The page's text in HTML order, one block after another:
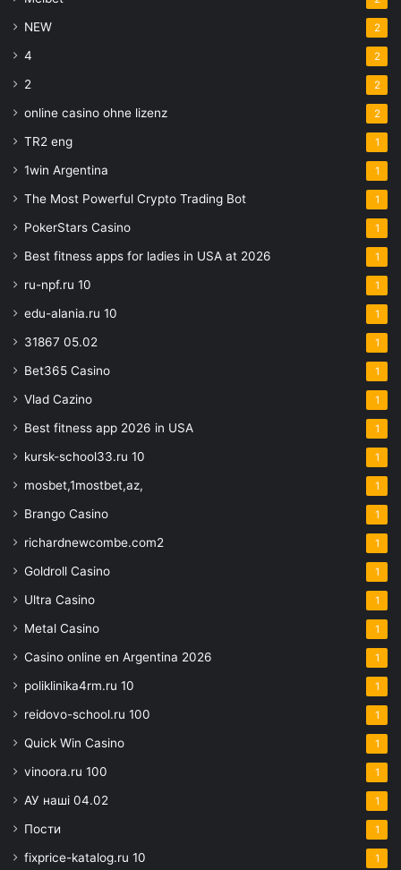
NEW 2
4 2
2 2
online casino ohne lizenz 2
TR2 eng 1
1win Argentina 1
The Most Powerful Crypto Trading Bot 1
PokerStars Casino 1
Best fitness apps for ladies in USA at 2026 1
ru-npf.ru 10 1
edu-alania.ru 10 1
31867 05.02 1
Bet365 Casino 1
Vlad Cazino 1
Best fitness app 2026 in USA 1
kursk-school33.ru 10 1
mosbet,1mostbet,az, 1
Brango Casino 1
richardnewcombe.com2 1
Goldroll Casino 1
Ultra Casino 1
Metal Casino 1
Casino online en Argentina 2026 1
poliklinika4rm.ru 10 1
reidovo-school.ru 100 1
Quick Win Casino 1
vinoora.ru 100 1
АУ наші 04.02 1
Пости 1
fixprice-katalog.ru 10 1